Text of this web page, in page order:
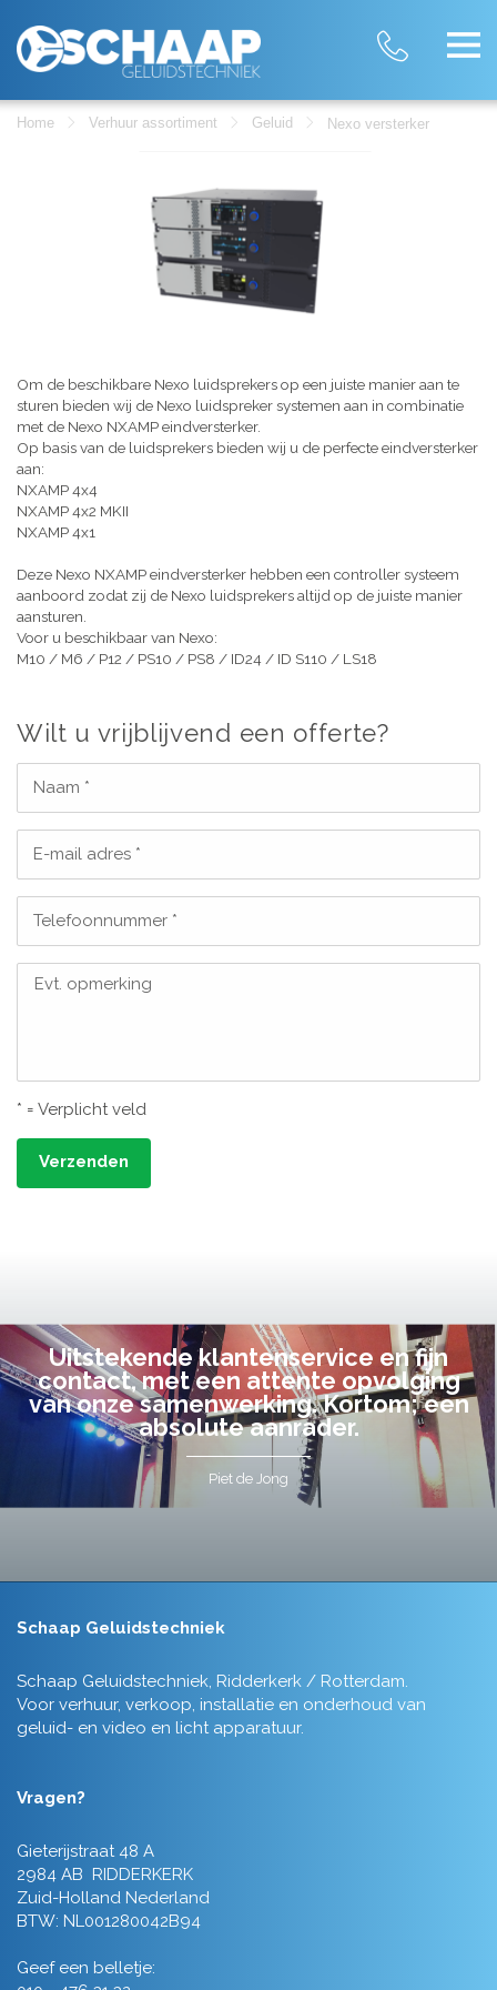
Home Verhuur assortiment Geluid Nexo versterker
Om de beschikbare Nexo luidsprekers op een juiste manier aan te
sturen bieden wij de Nexo luidspreker systemen aan in combinatie
met de Nexo NXAMP eindversterker.
Op basis van de luidsprekers bieden wij u de perfecte eindversterker
aan:
NXAMP 4x4
NXAMP 4x2 MKII
NXAMP 4x1
Deze Nexo NXAMP eindversterker hebben een controller systeem
aanboord zodat zij de Nexo luidsprekers altijd op de juiste manier
aansturen.
Voor u beschikbaar van Nexo:
M10 / M6 / P12 / PS10 / PS8 / ID24 / ID S110 / LS18
Wilt u vrijblijvend een offerte?
Naam *
E-mail adres *
Telefoonnummer *
Evt. opmerking
* = Verplicht veld
Verzenden
Uitstekende klantenservice en fijn
contact, met een attente opvolging
van onze samenwerking. Kortom; een
absolute aanrader.
Piet de Jong
Schaap Geluidstechniek
Schaap Geluidstechniek, Ridderkerk / Rotterdam.
Voor verhuur, verkoop, installatie en onderhoud van
geluid- en video en licht apparatuur.
Vragen?
Gieterijstraat 48 A
2984 AB RIDDERKERK
Zuid-Holland Nederland
BTW: NL001280042B94
Geef een belletje: